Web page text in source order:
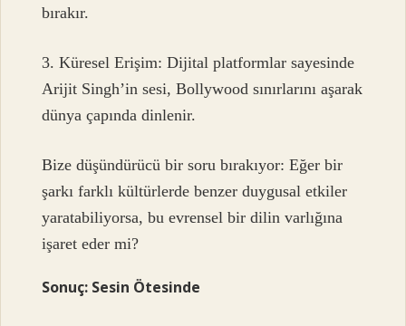
bırakır.
3. Küresel Erişim: Dijital platformlar sayesinde
Arijit Singh’in sesi, Bollywood sınırlarını aşarak
dünya çapında dinlenir.
Bize düşündürücü bir soru bırakıyor: Eğer bir
şarkı farklı kültürlerde benzer duygusal etkiler
yaratabiliyorsa, bu evrensel bir dilin varlığına
işaret eder mi?
Sonuç: Sesin Ötesinde